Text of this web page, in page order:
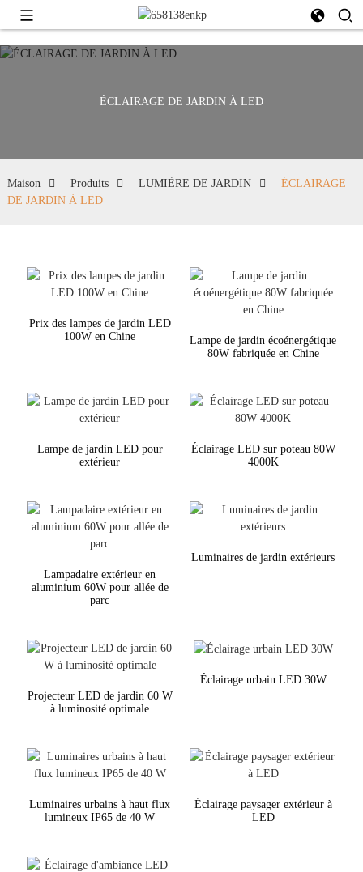
ÉCLAIRAGE DE JARDIN À LED
Maison Produits LUMIÈRE DE JARDIN
ÉCLAIRAGE
DE JARDIN À LED
Prix ​​des lampes de jardin LED
100W en Chine
Lampe de jardin écoénergétique
80W fabriquée en Chine
Lampe de jardin LED pour
extérieur
Éclairage LED sur poteau 80W
4000K
Lampadaire extérieur en
aluminium 60W pour allée de
parc
Luminaires de jardin extérieurs
Projecteur LED de jardin 60 W
à luminosité optimale
Éclairage urbain LED 30W
Luminaires urbains à haut flux
lumineux IP65 de 40 W
Éclairage paysager extérieur à
LED